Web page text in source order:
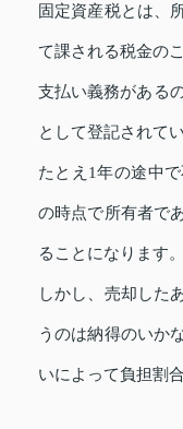
固定資産税とは、
て課される税金の
支払い義務がある
として登記されて
たとえ1年の途中
の時点で所有者で
ることになります。
しかし、売却した
うのは納得のいか
いによって負担割